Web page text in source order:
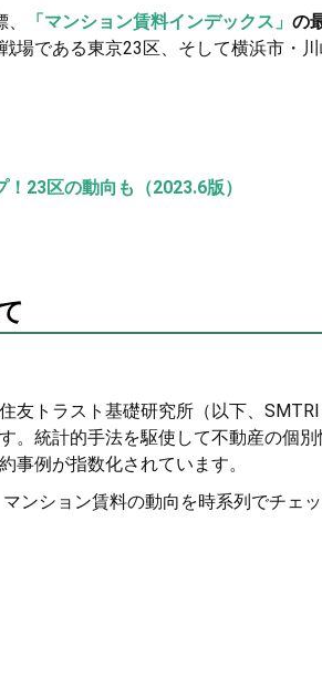
「マンション賃料インデックス」 の
場である東京23区、そして横浜市・
23区の動向も（2023.6版）
友トラスト基礎研究所（以下、
。統計的手法を駆使して不動産の個別
事例が指数化されています。
ンション賃料の動向を時系列でチェ